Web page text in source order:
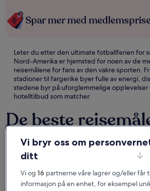
Spar mer med
Leter du etter den ultimate fotballferien for
Nord-Amerika er hjemsted for noen av de
reisemålene for fans av den vakre sporten.
stadioner til fargerike byer fulle av energi,
stedene byr på uforglemmelige opplevelser
hotelltilbud som matcher.
De beste
fotballfans i 2026
Vi bryr oss om
ditt
Vi og 16 partnerne våre lagrer og/eller får
informasjon på en enhet, for eksempel